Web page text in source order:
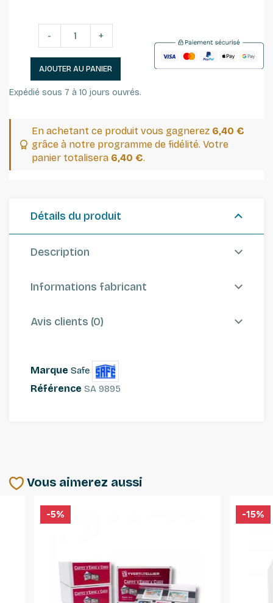
- +
AJOUTER AU PANIER
Expédié sous 7 à 10 jours ouvrés.
En achetant ce produit vous gagnerez 6,40 €
grâce à notre programme de fidélité. Votre
panier totalisera 6,40 €.
Détails du produit
Description
Informations fabricant
Avis clients (0)
Marque Safe
Référence SA 9895
Vous aimerez aussi
-5% -15%